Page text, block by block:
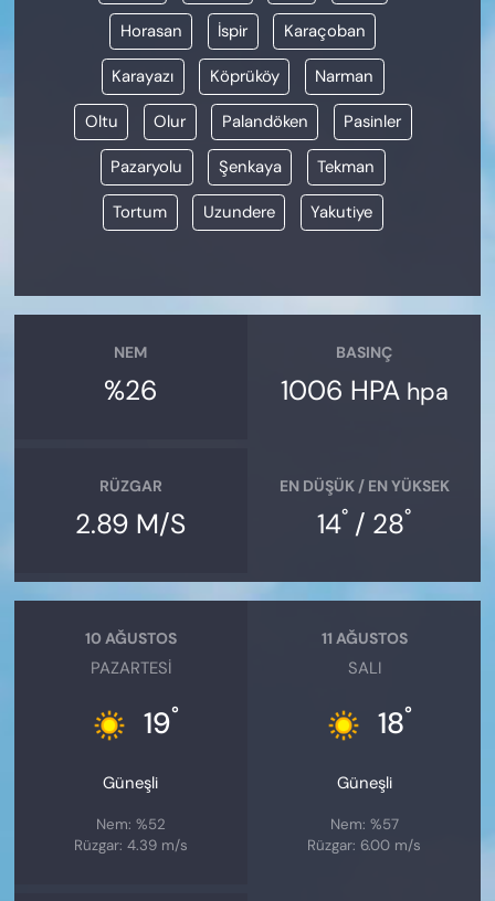
Horasan İspir Karaçoban
Karayazı Köprüköy Narman
Oltu Olur Palandöken Pasinler
Pazaryolu Şenkaya Tekman
Tortum Uzundere Yakutiye
NEM
%26
BASINÇ
1006 HPA hpa
RÜZGAR
2.89 M/S
EN DÜŞÜK / EN YÜKSEK
14° / 28°
10 AĞUSTOS
PAZARTESI
19°
Güneşli
Nem: %52
Rüzgar: 4.39 m/s
11 AĞUSTOS
SALI
18°
Güneşli
Nem: %57
Rüzgar: 6.00 m/s
VAN VE DİYARBAKIR HABERLERİ